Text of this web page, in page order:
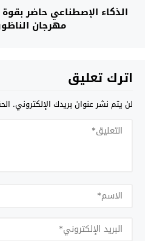
الذكاء الإصطناعي حاضر
مهرجان
اترك تعليق
لن يتم نشر عنوان بريدك الإلكتروني.